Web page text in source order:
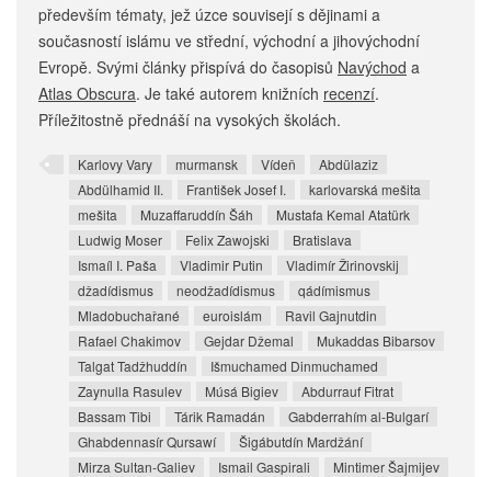
především tématy, jež úzce souvisejí s dějinami a
současností islámu ve střední, východní a jihovýchodní
Evropě. Svými články přispívá do časopisů Navýchod a
Atlas Obscura. Je také autorem knižních recenzí.
Příležitostně přednáší na vysokých školách.
Karlovy Vary murmansk Vídeň
Abdülaziz
Abdülhamid II.
František Josef I.
karlovarská mešita
mešita
Muzaffaruddín Šáh
Mustafa Kemal Atatürk
Ludwig Moser
Felix Zawojski
Bratislava
Ismaíl I. Paša
Vladimir Putin
Vladimír Žirinovskij
džadídismus
neodžadídismus
qádímismus
Mladobuchařané
euroislám
Ravil Gajnutdin
Rafael Chakimov
Gejdar Džemal
Mukaddas Bibarsov
Talgat Tadžhuddín
Išmuchamed Dinmuchamed
Zaynulla Rasulev
Músá Bigiev
Abdurrauf Fitrat
Bassam Tibi
Tárik Ramadán
Gabderrahím al-Bulgarí
Ghabdennasír Qursawí
Šigábutdín Mardžání
Mirza Sultan-Galiev
Ismail Gaspirali
Mintimer Šajmijev